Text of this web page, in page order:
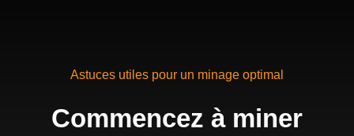
Astuces utiles pour un minage optimal
Commencez à miner